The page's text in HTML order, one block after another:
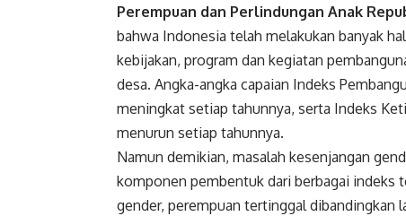
Perempuan dan Perlindungan Anak
bahwa Indonesia telah melakukan banyak
kebijakan, program dan kegiatan
desa. Angka-angka capaian Indeks
meningkat setiap tahunnya, serta Indeks
menurun setiap tahunnya.
Namun demikian, masalah kesenjangan
komponen pembentuk dari berbagai indeks
gender, perempuan tertinggal dibandingkan